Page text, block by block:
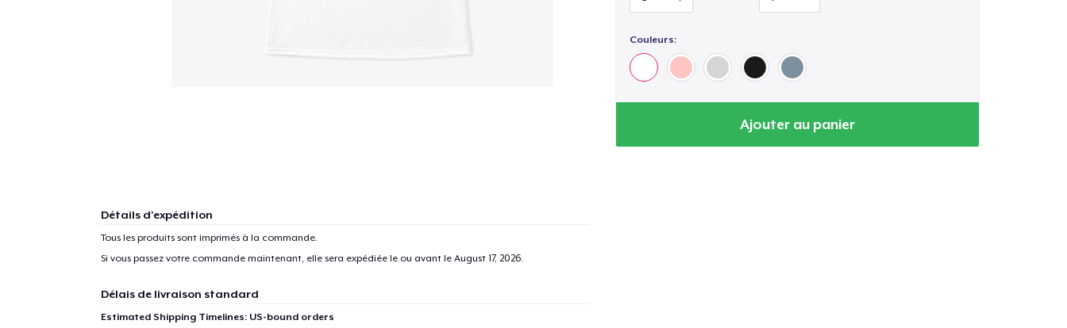
Couleurs:
Ajouter au panier
Détails d'expédition
Tous les produits sont imprimés à la commande.
Si vous passez votre commande maintenant, elle sera expédiée le ou avant le August 17, 2026.
Délais de livraison standard
Estimated Shipping Timelines: US-bound orders